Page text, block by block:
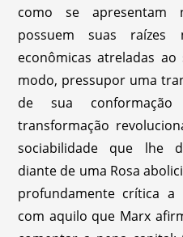
como se apresentam
possuem suas raízes
econômicas atreladas
modo, pressupor uma
de sua
transformação
sociabilidade que lhe
diante de uma Rosa
profundamente crítica a
com aquilo que Marx